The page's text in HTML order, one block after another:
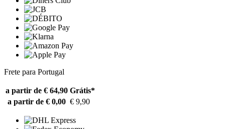
Frete para Portugal
a partir de € 64,90 Grátis*
a partir de € 0,00 € 9,90